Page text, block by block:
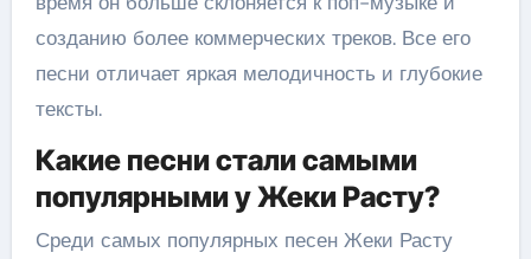
созданию более коммерческих треков. Все его
песни отличает яркая мелодичность и глубокие
тексты.
Какие песни стали самыми
популярными у Жеки Расту?
Среди самых популярных песен Жеки Расту